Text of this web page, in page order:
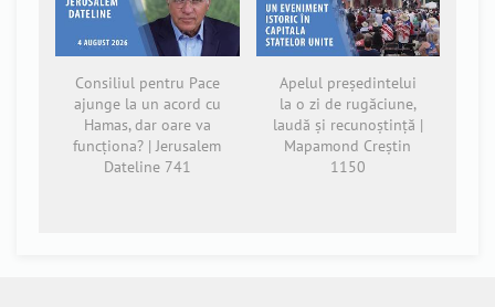
Consiliul pentru Pace
ajunge la un acord cu
Hamas, dar oare va
funcționa? | Jerusalem
Dateline 741
Apelul președintelui
la o zi de rugăciune,
laudă și recunoștință |
Mapamond Creștin
1150